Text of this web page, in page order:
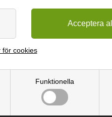
Funktionella
för cookies
ml
Kitet innehåller 2 x